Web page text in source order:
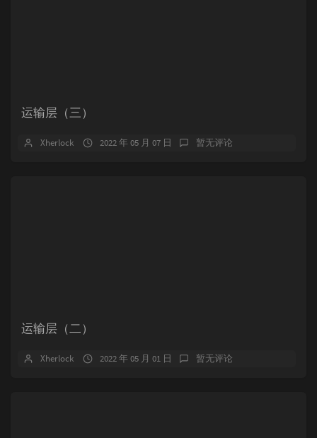
运输层（三）
Xherlock 2022 年 05 月 07 日 暂无评论
运输层（二）
Xherlock 2022 年 05 月 01 日 暂无评论